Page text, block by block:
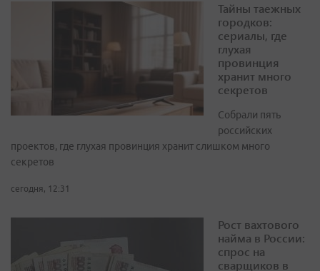
Тайны таежных
городков:
сериалы, где
глухая
провинция
хранит много
секретов
Собрали пять
российских
проектов, где глухая провинция хранит слишком много
секретов
сегодня, 12:31
Рост вахтового
найма в России:
спрос на
сварщиков в